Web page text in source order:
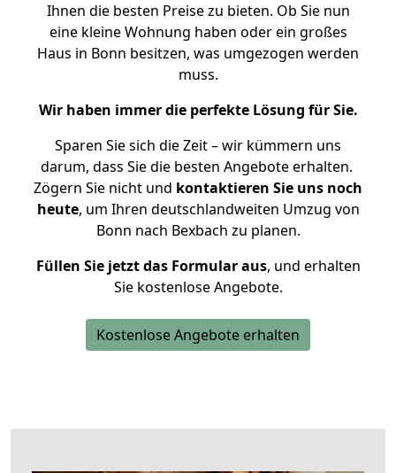
Ihnen die besten Preise zu bieten. Ob Sie nun
eine kleine Wohnung haben oder ein großes
Haus in Bonn besitzen, was umgezogen werden
muss.
Wir haben immer die perfekte Lösung für Sie.
Sparen Sie sich die Zeit – wir kümmern uns
darum, dass Sie die besten Angebote erhalten.
Zögern Sie nicht und kontaktieren Sie uns noch
heute, um Ihren deutschlandweiten Umzug von
Bonn nach Bexbach zu planen.
Füllen Sie jetzt das Formular aus, und erhalten
Sie kostenlose Angebote.
Kostenlose Angebote erhalten